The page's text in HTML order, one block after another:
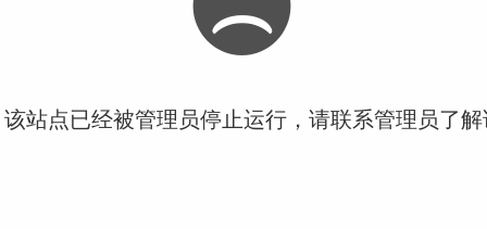
站点已经被管理员停止运行，请联系管理员了